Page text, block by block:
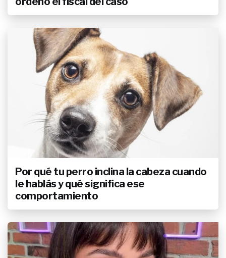
Por qué tu perro inclina la cabeza cuando
le hablás y qué significa ese
comportamiento
Facundo Arana compartió fotos
"Pensándote en cada paso"
ACTUALIDAD
El Cholo Sottile presenta a su hija
Sofía y revela el sueño
mundialista que cumplió con ella:
"No pensé que iba a ocurrir tan
rápido"
ENTRETENIMIENTO
Carina Zampini y su regreso a "La
Peña de Morfi" después de 10
años: del emocionante recuerdo
de Gerardo Rozín a la dupla con
Diego Leuco
El renacimiento de Topa: "En los
momentos más difíciles es donde
más hay que poner el cuerpo"
Jésica Cirio embarazada: reveló el
sexo del bebé y dio detalles de su
romance con Nicolás Trombino